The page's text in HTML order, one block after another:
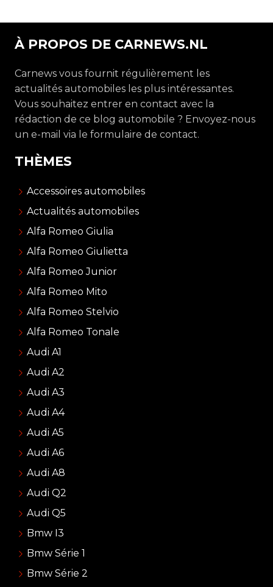
À PROPOS DE CARNEWS.NL
Carnews vous fournit régulièrement les
actualités automobiles les plus intéressantes.
Vous souhaitez entrer en contact avec la
rédaction de ce blog automobile ? Envoyez-nous
un e-mail via le formulaire de contact.
THÈMES
Accessoires automobiles
Actualités automobiles
Alfa Romeo Giulia
Alfa Romeo Giulietta
Alfa Romeo Junior
Alfa Romeo Mito
Alfa Romeo Stelvio
Alfa Romeo Tonale
Audi A1
Audi A2
Audi A3
Audi A4
Audi A5
Audi A6
Audi A8
Audi Q2
Audi Q5
Bmw I3
Bmw Série 1
Bmw Série 2